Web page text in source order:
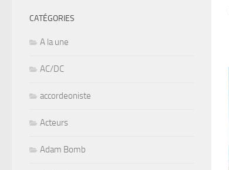
CATÉGORIES
A la une
AC/DC
accordeoniste
Acteurs
Adam Bomb